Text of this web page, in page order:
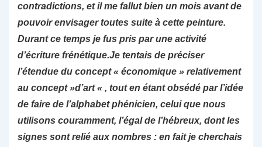
contradictions, et il me fallut bien un mois avant de
pouvoir envisager toutes suite à cette peinture.
Durant ce temps je fus pris par une activité
d’écriture frénétique.Je tentais de préciser
l’étendue du concept « économique » relativement
au concept »d’art « , tout en étant obsédé par l’idée
de faire de l’alphabet phénicien, celui que nous
utilisons couramment, l’égal de l’hébreux, dont les
signes sont relié aux nombres : en fait je cherchais